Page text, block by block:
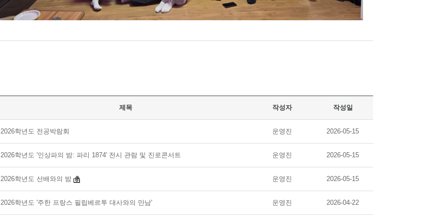
제목 작성자 작성일
2026학년도 전공박람회 운영진 2026-05-15
2026학년도 '인상파의 밤: 파리 1874' 전시 관람 및 진로콘서트 운영진 2026-05-15
2026학년도 선배와의 밤 운영진 2026-05-15
2026학년도 '주한 프랑스 필립베르투 대사와의 만남' 운영진 2026-04-22